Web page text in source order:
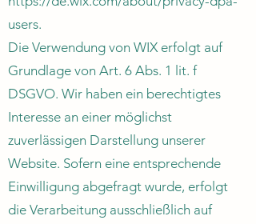
users.
Die Verwendung von WIX erfolgt auf
Grundlage von Art. 6 Abs. 1 lit. f
DSGVO. Wir haben ein berechtigtes
Interesse an einer möglichst
zuverlässigen Darstellung unserer
Website. Sofern eine entsprechende
Einwilligung abgefragt wurde, erfolgt
die Verarbeitung ausschließlich auf